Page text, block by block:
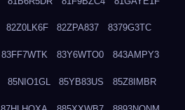
82Z0LK6F 82ZPA837 8379G3TC
83FF7WTK 83Y6WTO0 843AMPY3
85NIO1GL 85YB83US 85Z8IMBR